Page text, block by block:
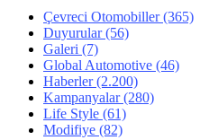
Çevreci Otomobiller(365)
Duyurular(56)
Galeri (7)
Global Automotive (46)
Haberler(2.200)
Kampanyalar(280)
Life Style (61)
Modifiye (82)